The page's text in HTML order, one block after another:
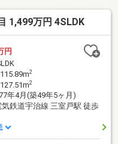
1,499万円 4SLDK
円
2
2
年4月(築49年5ヶ月)
鉄道宇治線 三室戸駅 徒歩